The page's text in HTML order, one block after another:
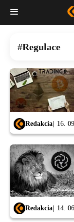
Regulace
Redakcia 16.
Redakcia 14.